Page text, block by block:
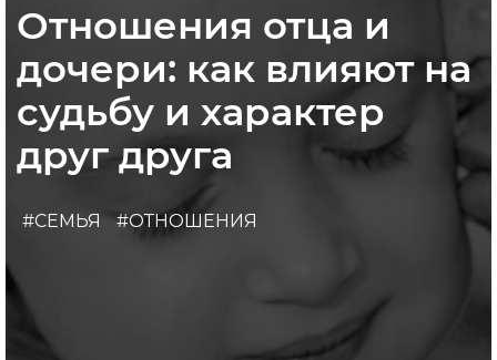
Отношения отца и
дочери: как влияют на
судьбу и характер
друг друга
#СЕМЬЯ #ОТНОШЕНИЯ